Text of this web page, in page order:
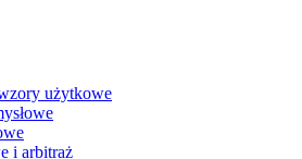
użytkowe
i arbitraż